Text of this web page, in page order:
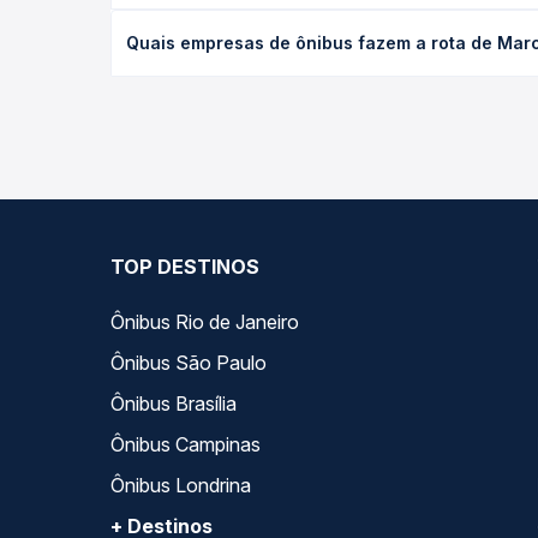
antecedência da compra. Na Quero Passagem
Quais empresas de ônibus fazem a rota de
TOP DESTINOS
Ônibus Rio de Janeiro
Ônibus São Paulo
Ônibus Brasília
Ônibus Campinas
Ônibus Londrina
+ Destinos